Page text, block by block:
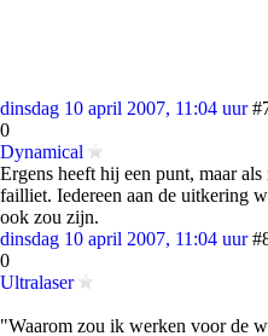
dinsdag 10 april 2007, 11:04 uur
0
Dynamical
Ergens heeft hij een punt, maar
failliet. Iedereen aan de uitkering
ook zou zijn.
dinsdag 10 april 2007, 11:04 uur
0
Ultralaser
"Waarom zou ik werken voor de